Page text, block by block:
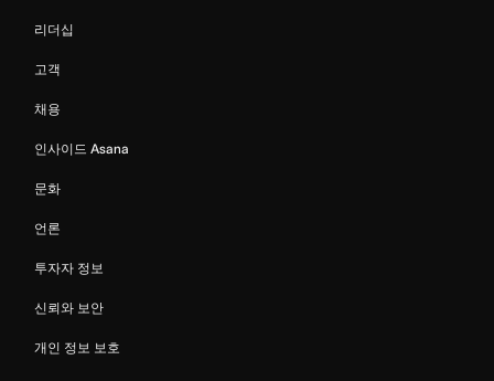
리더십
고객
채용
인사이드 Asana
문화
언론
투자자 정보
신뢰와 보안
개인 정보 보호